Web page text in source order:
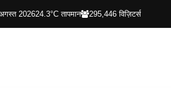
202624.3°C तापमान 295,446 विज़िटर्स